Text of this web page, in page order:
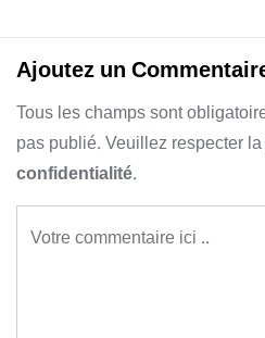
Ajoutez un
Tous les champs sont
pas publié. Veuillez respecter la
confidentialité.